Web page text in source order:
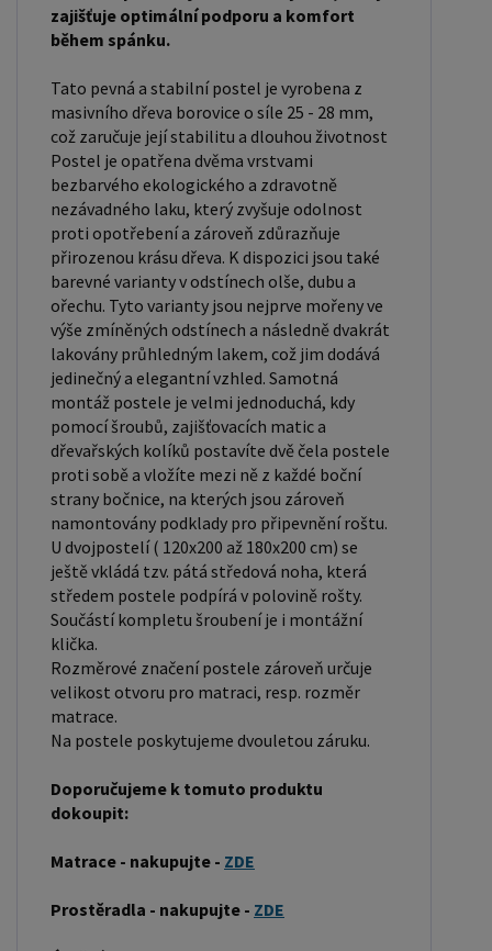
pohyblivostí. Rozměry postele 80x200 cm a
90x200 cm jsou obecně považovány za standardní
pro jednolůžko. Tyto rozměry postele jsou ideální
pro jednotlivce a najdou uplatnění v ložnici,
studentském pokoji, pokoji pro hosty a dalších
pokojích. Námi nabízené postele, lze doplnit
matrací, nočními stolky, komodou, skříní i úložným
prostorem. Postele o rozměru 120x200 cm a
140x200 cm jsou považovány za velmi komfortní
jednolůžka. Tento rozměr postele je ideální pro
jednotlivce, kteří hledají více prostoru než
standardní jednolůžko nabízí. Rozměry postele
160x200 cm a 180x200 cm jsou považovány za
standardní pro dvoulůžkovou postel. Před
nákupem postele se ujistěte, že máte dostatek
místa ve své ložnici. Materiál postele: Masiv
borovice je typ dřeva, který je známý svou dobrou
pevností a dlouhou trvanlivostí. Borovicové dřevo
se řadí mezi měkké dřeviny. Je o malinko tvrdší
než masivní smrk, ale lépe se opracovává.
Borovicové dřevo vyniká krásnou barvou a
okouzlující kresbou. Má světlou barvu, která díky
obsahu jádra místy přechází až do oranžovo
hnědého nebo načervenalého odstínu. Tento
materiál je často používán v nábytkářství,
například pro výrobu postelí nebo knihoven.
Výrobky z masivu borovice jsou oblíbené pro svůj
přírodní vzhled a trvanlivost. Typ postele: Klasická
základních částí: rámu, roštu a matrace. Rám
postele může být vyroben z různých materiálů,
zajišťuje optimální podporu a komfort
během spánku.
Tato pevná a stabilní postel je vyrobena z
masivního dřeva borovice o síle 25 - 28 mm,
což zaručuje její stabilitu a dlouhou životnost
Postel je opatřena dvěma vrstvami
bezbarvého ekologického a zdravotně
nezávadného laku, který zvyšuje odolnost
proti opotřebení a zároveň zdůrazňuje
přirozenou krásu dřeva. K dispozici jsou také
barevné varianty v odstínech olše, dubu a
ořechu. Tyto varianty jsou nejprve mořeny ve
výše zmíněných odstínech a následně dvakrát
lakovány průhledným lakem, což jim dodává
jedinečný a elegantní vzhled. Samotná
montáž postele je velmi jednoduchá, kdy
pomocí šroubů, zajišťovacích matic a
dřevařských kolíků postavíte dvě čela postele
proti sobě a vložíte mezi ně z každé boční
strany bočnice, na kterých jsou zároveň
namontovány podklady pro připevnění roštu.
U dvojpostelí ( 120x200 až 180x200 cm) se
ještě vkládá tzv. pátá středová noha, která
středem postele podpírá v polovině rošty.
Součástí kompletu šroubení je i montážní
klička.
Rozměrové značení postele zároveň určuje
velikost otvoru pro matraci, resp. rozměr
matrace.
Na postele poskytujeme dvouletou záruku.
Doporučujeme k tomuto produktu
dokoupit:
Matrace - nakupujte - ZDE
Prostěradla - nakupujte - ZDE